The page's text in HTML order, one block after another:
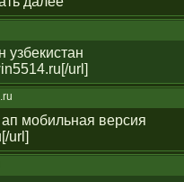
узбекистан
url]
мобильная версия
url]